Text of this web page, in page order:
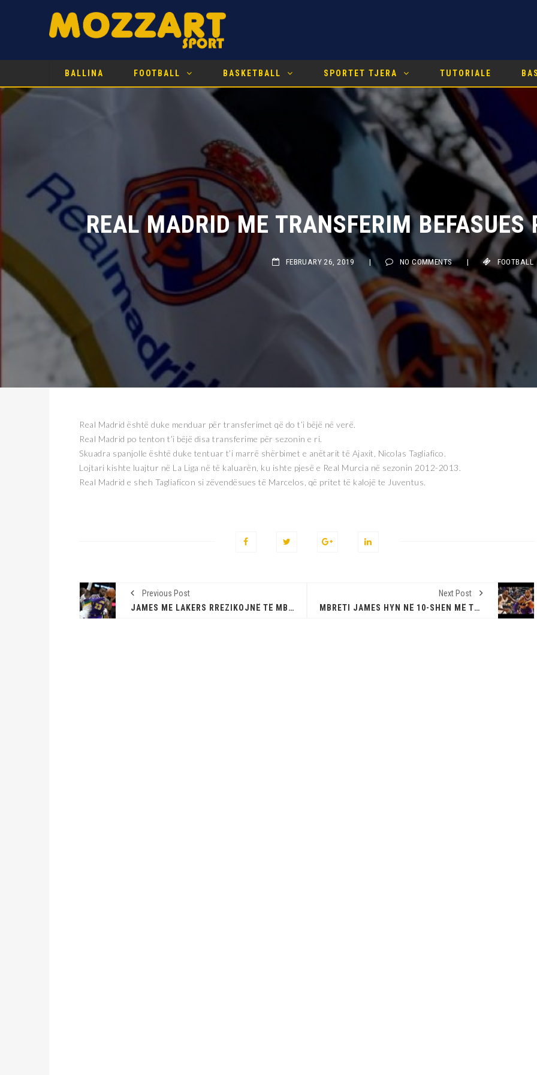
BALLINA FOOTBALL BASKETBALL SPORTET TJERA TUTORIALE
REAL MADRID ME TRANSFERIM BEFASUES
FEBRUARY 26, 2019 | NO COMMENTS FOOTBALL
Real Madrid është duke menduar për transferimet që do t’i bëjë në verë.
Real Madrid po tenton t’i bëjë disa transferime për sezonin e ri.
Skuadra spanjolle është duke tentuar t’i marrë shërbimet e anëtarit të Ajaxit, Nicolas Tagliafico.
Lojtari kishte luajtur në La Liga në të kaluarën, ku ishte pjesë e Real Murcia në sezonin 2012-2013.
Real Madrid e sheh Tagliaficon si zëvendësues të Marcelos, që pritet të kalojë te Juventus.
Previous Post
JAMES ME LAKERS RREZIKOJNË TË MBESIN JASHTË PLEJOFIT
Next Post
MBRETI JAMES HYN NË 10-SHEN MË TË MIRË NË HISTORI TË NBA PËR PIKË DHE ASISTIME